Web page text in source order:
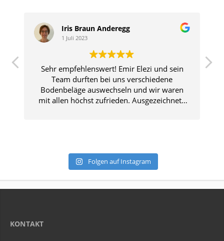
Iris Braun Anderegg
1 Juli 2023
Sehr empfehlenswert! Emir Elezi und sein
Team durften bei uns verschiedene
Bodenbeläge auswechseln und wir waren
mit allen höchst zufrieden. Ausgezeichnete
aufgefrischt - gutes Auge für kleinste Details,
die wir nicht einmal gesehen hätten! Danke
Folgen auf Instagram
KONTAKT